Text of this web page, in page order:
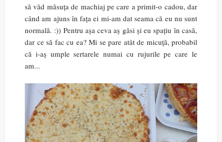
să văd măsuța de machiaj pe care a primit-o cadou, dar
când am ajuns în fața ei mi-am dat seama că eu nu sunt
normală. :)) Pentru așa ceva aș găsi și eu spațiu în casă,
dar ce să fac cu ea? Mi se pare atât de micuță, probabil
că i-aș umple sertarele numai cu rujurile pe care le
am...